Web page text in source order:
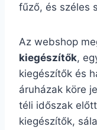
fűző, és széles
Az webshop
kiegészítők,
kiegészítők és
áruházak köre
téli időszak
kiegészítők,